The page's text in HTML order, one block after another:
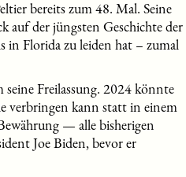
bereits zum 48. Mal. Seine
auf der jüngsten Geschichte der
in Florida zu leiden hat – zumal
Freilassung. 2024 könnte
verbringen kann statt in einem
— alle bisherigen
Joe Biden, bevor er